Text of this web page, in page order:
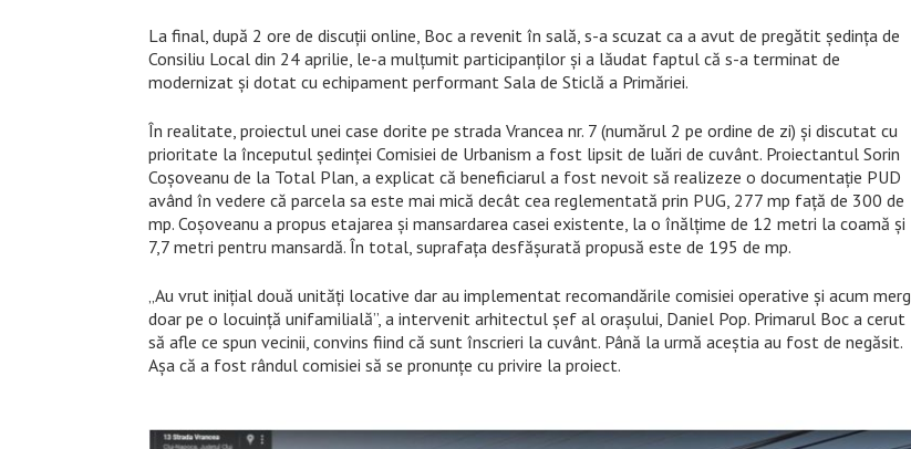
La final, după 2 ore de discuții online, Boc a revenit în sală, s-a scuzat ca a avut de pregătit ședința de
Consiliu Local din 24 aprilie, le-a mulțumit participanților și a lăudat faptul că s-a terminat de
modernizat și dotat cu echipament performant Sala de Sticlă a Primăriei.
În realitate, proiectul unei case dorite pe strada Vrancea nr. 7 (numărul 2 pe ordine de zi) și discutat cu
prioritate la începutul ședinței Comisiei de Urbanism a fost lipsit de luări de cuvânt. Proiectantul Sorin
Coșoveanu de la Total Plan, a explicat că beneficiarul a fost nevoit să realizeze o documentație PUD
având în vedere că parcela sa este mai mică decât cea reglementată prin PUG, 277 mp față de 300 de
mp. Coșoveanu a propus etajarea și mansardarea casei existente, la o înălțime de 12 metri la coamă și
7,7 metri pentru mansardă. În total, suprafața desfășurată propusă este de 195 de mp.
„Au vrut inițial două unități locative dar au implementat recomandările comisiei operative și acum merg
doar pe o locuință unifamilială”, a intervenit arhitectul șef al orașului, Daniel Pop. Primarul Boc a cerut
să afle ce spun vecinii, convins fiind că sunt înscrieri la cuvânt. Până la urmă aceștia au fost de negăsit.
Așa că a fost rândul comisiei să se pronunțe cu privire la proiect.